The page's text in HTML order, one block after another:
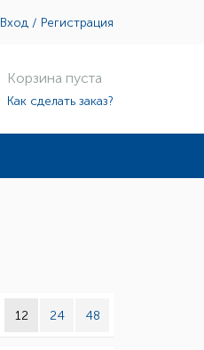
Вход / Регистрация
Корзина пуста
Как сделать заказ?
12 24 48